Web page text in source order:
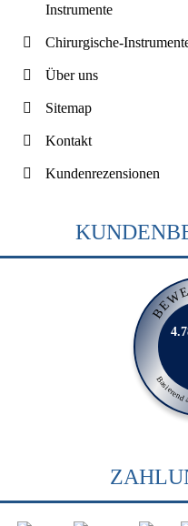
Instrumente
Chirurgische-
Über uns
Sitemap
Kontakt
Kundenrezensionen